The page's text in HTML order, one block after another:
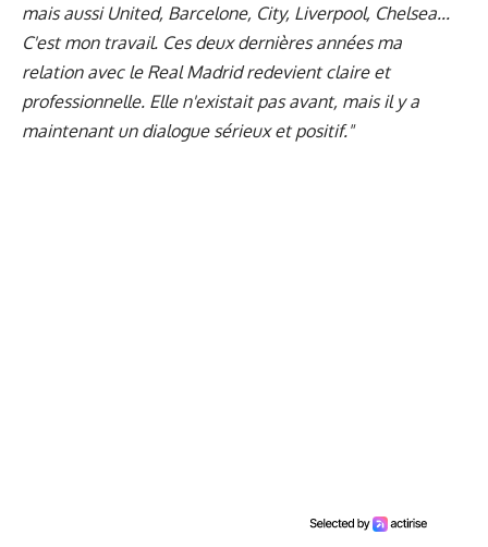
mais aussi United, Barcelone, City, Liverpool, Chelsea...
C'est mon travail. Ces deux dernières années ma
relation avec le Real Madrid redevient claire et
professionnelle. Elle n'existait pas avant, mais il y a
maintenant un dialogue sérieux et positif."